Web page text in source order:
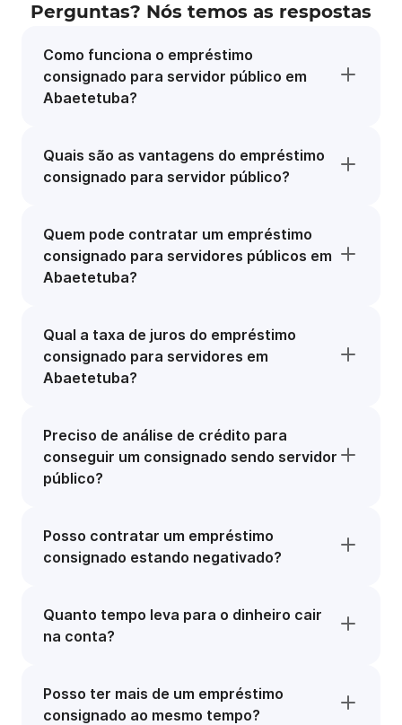
Perguntas? Nós temos as respostas
Como funciona o empréstimo
consignado para servidor público em
Abaetetuba?
Quais são as vantagens do empréstimo
consignado para servidor público?
Quem pode contratar um empréstimo
consignado para servidores públicos em
Abaetetuba?
Qual a taxa de juros do empréstimo
consignado para servidores em
Abaetetuba?
Preciso de análise de crédito para
conseguir um consignado sendo servidor
público?
Posso contratar um empréstimo
consignado estando negativado?
Quanto tempo leva para o dinheiro cair
na conta?
Posso ter mais de um empréstimo
consignado ao mesmo tempo?